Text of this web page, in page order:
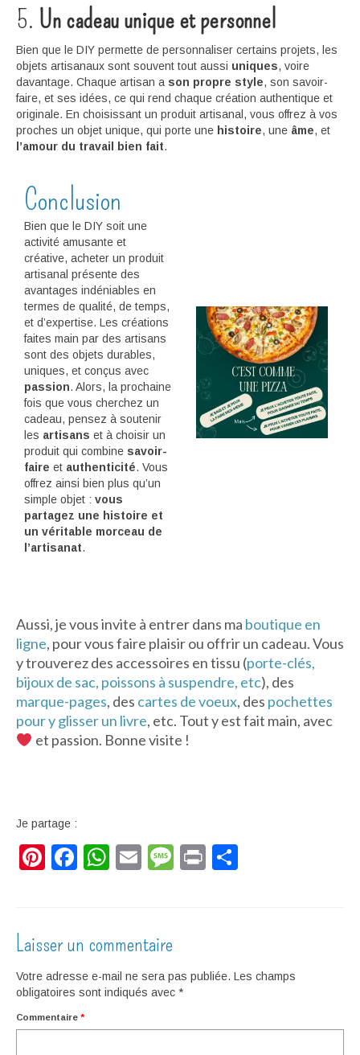
5. Un cadeau unique et personnel
Bien que le DIY permette de personnaliser certains projets, les
objets artisanaux sont souvent tout aussi uniques, voire
davantage. Chaque artisan a son propre style, son savoir-
faire, et ses idées, ce qui rend chaque création authentique et
originale. En choisissant un produit artisanal, vous offrez à vos
proches un objet unique, qui porte une histoire, une âme, et
l’amour du travail bien fait.
Conclusion
Bien que le DIY soit une
activité amusante et
créative, acheter un produit
artisanal présente des
avantages indéniables en
termes de qualité, de temps,
et d’expertise. Les créations
faites main par des artisans
sont des objets durables,
uniques, et conçus avec
passion. Alors, la prochaine
fois que vous cherchez un
cadeau, pensez à soutenir
les artisans et à choisir un
produit qui combine savoir-
faire et authenticité. Vous
offrez ainsi bien plus qu’un
simple objet : vous
partagez une histoire et
un véritable morceau de
l’artisanat.
Aussi, je vous invite à entrer dans ma boutique en
ligne, pour vous faire plaisir ou offrir un cadeau. Vous
y trouverez des accessoires en tissu (porte-clés,
bijoux de sac, poissons à suspendre, etc), des
marque-pages, des cartes de voeux, des pochettes
pour y glisser un livre, etc. Tout y est fait main, avec
et passion. Bonne visite !
Je partage :
Pinterest
Facebook
WhatsApp
EmailMessage
Print
Laisser un commentaire
Votre adresse e-mail ne sera pas publiée. Les champs
obligatoires sont indiqués avec *
Commentaire *